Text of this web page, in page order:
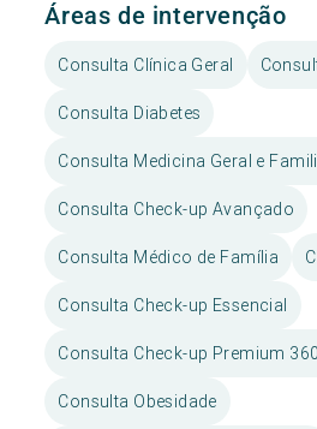
Áreas de intervenção
Consulta Clínica Geral
Consulta Diabetes
Consulta Medicina Geral e
Consulta Check-up Avançado
Consulta Médico de Família
Consulta Check-up Essencial
Consulta Check-up Premium
Consulta Obesidade